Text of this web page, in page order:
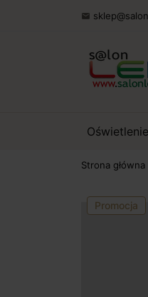

Strona główna
Promocja